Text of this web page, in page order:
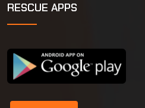
RESCUE APPS